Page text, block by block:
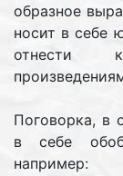
образное
носит в себе
отнести
Поговорка, в
в себе
например: